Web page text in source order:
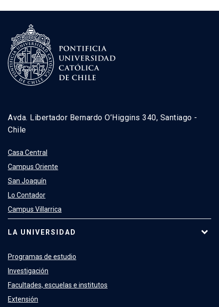
Avda. Libertador Bernardo O’Higgins 340, Santiago -
Chile
Casa Central
Campus Oriente
San Joaquín
Lo Contador
Campus Villarrica
LA UNIVERSIDAD
Programas de estudio
Investigación
Facultades, escuelas e institutos
Extensión